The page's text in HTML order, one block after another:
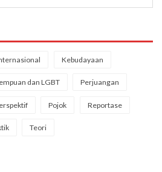
Kebudayaan
dan LGBT Perjuangan
Pojok Reportase
Teori